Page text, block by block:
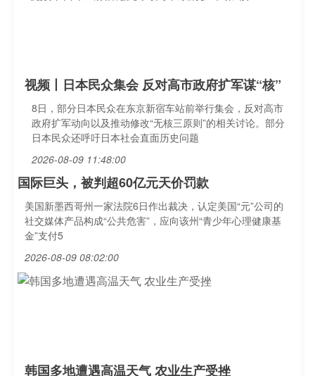
视频丨日本民众集会 反对高市政府扩军谋“核”
8日，部分日本民众在东京新宿车站前举行集会，反对高市
政府扩军动向以及推动修改“无核三原则”的相关讨论。部分
日本民众还呼吁日本社会直面历史问题
2026-08-09 11:48:00
国际巨头，被判超60亿元天价罚款
美国新墨西哥州一家法院6日作出裁决，认定美国“元”公司的
社交媒体产品构成“公共危害”，应向该州“青少年心理健康基
金”支付5
2026-08-09 08:02:00
韩国多地遭遇高温天气 农业生产受挫